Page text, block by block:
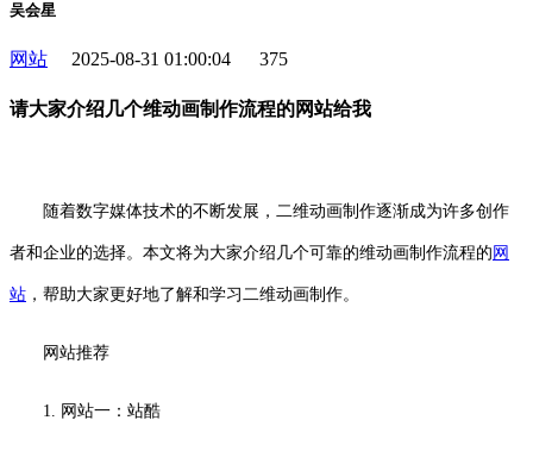
吴会星
网站 2025-08-31 01:00:04 375
请大家介绍几个维动画制作流程的网站给我
随着数字媒体技术的不断发展，二维动画制作逐渐成为许多创作
者和企业的选择。本文将为大家介绍几个可靠的维动画制作流程的 网
站 ，帮助大家更好地了解和学习二维动画制作。
网站推荐
1. 网站一：站酷